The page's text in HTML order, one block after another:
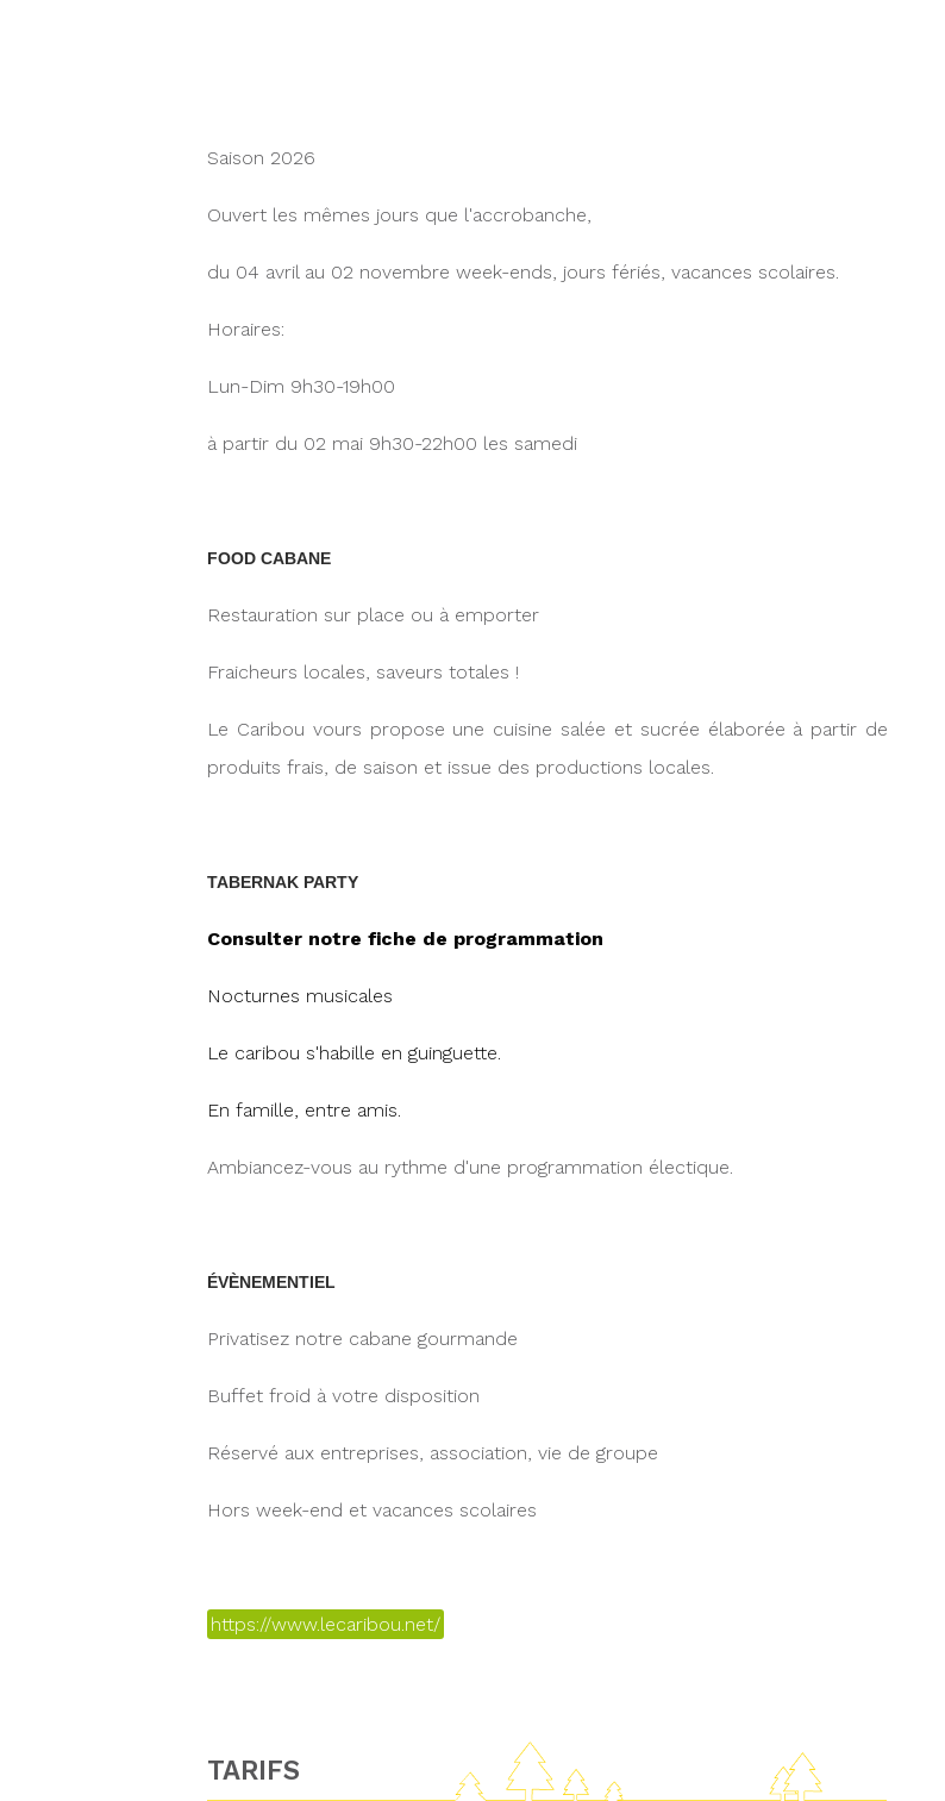
Saison 2026
Ouvert les mêmes jours que l'accrobanche,
du 04 avril au 02 novembre week-ends, jours fériés, vacances scolaires.
Horaires:
Lun-Dim 9h30-19h00
à partir du 02 mai 9h30-22h00 les samedi
FOOD CABANE
Restauration sur place ou à emporter
Fraicheurs locales, saveurs totales !
Le Caribou vours propose une cuisine salée et sucrée élaborée à partir de
produits frais, de saison et issue des productions locales.
TABERNAK PARTY
Consulter notre fiche de programmation
Nocturnes musicales
Le caribou s'habille en guinguette.
En famille, entre amis.
Ambiancez-vous au rythme d'une programmation électique.
ÉVÈNEMENTIEL
Privatisez notre cabane gourmande
Buffet froid à votre disposition
Réservé aux entreprises, association, vie de groupe
Hors week-end et vacances scolaires
https://www.lecaribou.net/
TARIFS